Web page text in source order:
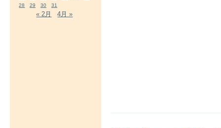
28
29 30 31
« 2月 4月 »